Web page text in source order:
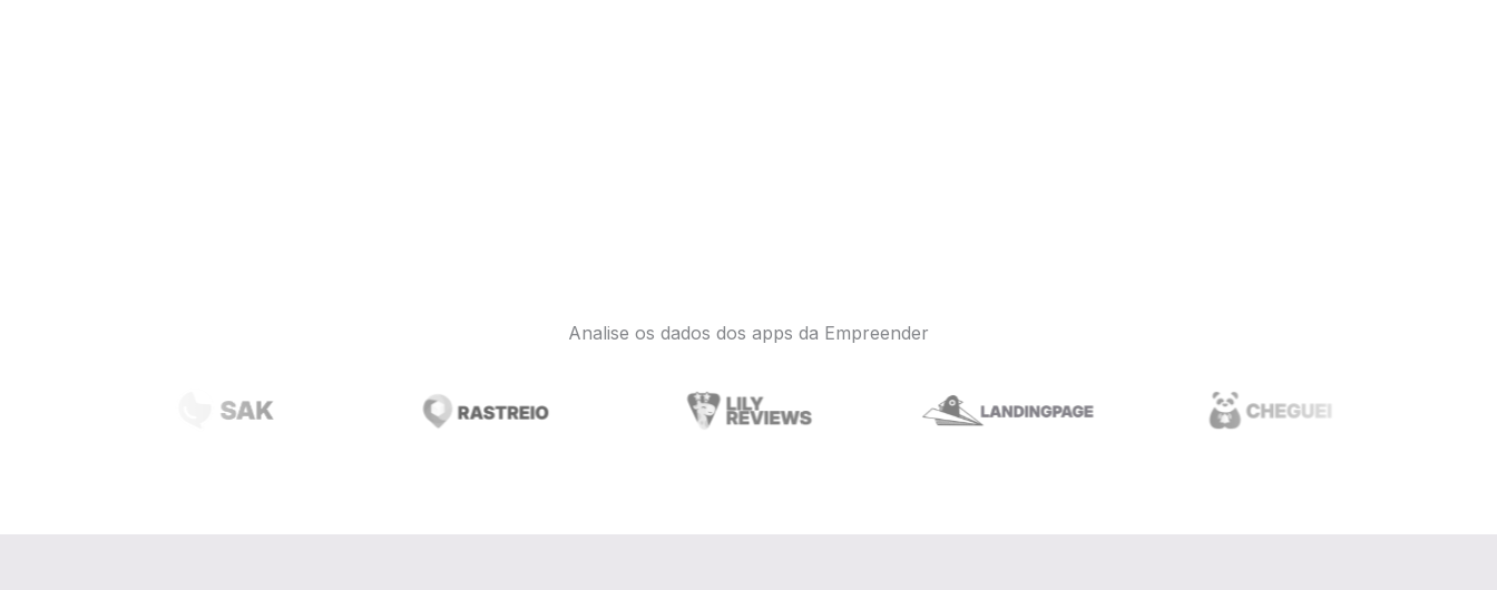
Analise os dados dos apps da Empreender